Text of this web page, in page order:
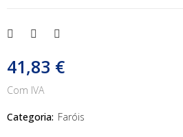
41,83 €
Com IVA
Categoria: Faróis